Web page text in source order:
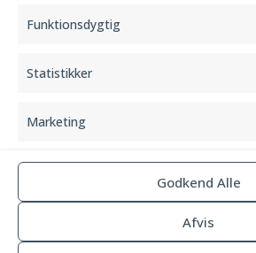
Funktionsdygtig
Statistikker
Marketing
Godkend Alle
Afvis
Copyright © karbyvandforsyning.dk – 2026
Cookiepolitik